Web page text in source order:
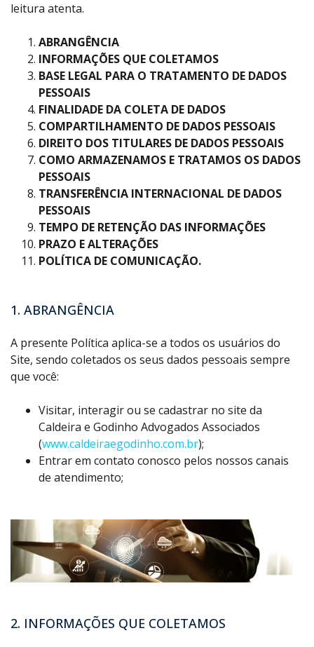
leitura atenta.
ABRANGÊNCIA
INFORMAÇÕES QUE COLETAMOS
BASE LEGAL PARA O TRATAMENTO DE DADOS
PESSOAIS
FINALIDADE DA COLETA DE DADOS
COMPARTILHAMENTO DE DADOS PESSOAIS
DIREITO DOS TITULARES DE DADOS PESSOAIS
COMO ARMAZENAMOS E TRATAMOS OS DADOS
PESSOAIS
TRANSFERÊNCIA INTERNACIONAL DE DADOS
PESSOAIS
TEMPO DE RETENÇÃO DAS INFORMAÇÕES
PRAZO E ALTERAÇÕES
POLÍTICA DE COMUNICAÇÃO.
1. ABRANGÊNCIA
A presente Política aplica-se a todos os usuários do
Site, sendo coletados os seus dados pessoais sempre
que você:
Visitar, interagir ou se cadastrar no site da
Caldeira e Godinho Advogados Associados
(www.caldeiraegodinho.com.br);
Entrar em contato conosco pelos nossos canais
de atendimento;
2. INFORMAÇÕES QUE COLETAMOS